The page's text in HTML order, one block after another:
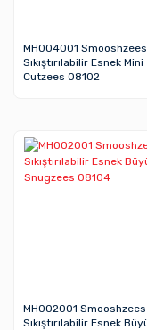
MH004001 Smooshzees
Sıkıştırılabilir Esnek Mini
Cutzees 08102
MH002001 Smooshzees
Sıkıştırılabilir Esnek